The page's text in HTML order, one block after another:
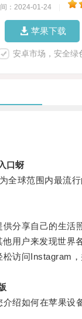
：2024-01-24
苹果下载
安卓市场，安全绿
口蚜
球范围内最流行
享自己的生活照
用户来发现世界
问Instagram，
如何在苹果设备